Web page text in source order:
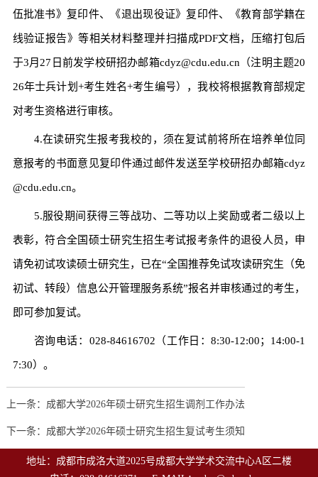
伍批准书》复印件、《退出现役证》复印件、《教育部学籍在
线验证报告》等相关材料整理并扫描成PDF文档，压缩打包后
于3月27日前发学校研招办邮箱cdyz@cdu.edu.cn（注明主题20
26年士兵计划+考生姓名+考生编号），我校将根据教育部规定
对考生资格进行审核。
4.在读研究生报考我校的，须在复试前将所在培养单位同
意报考的书面意见复印件通过邮件发送至学校研招办邮箱cdyz
@cdu.edu.cn。
5.服役期间获得三等战功、二等功以上奖励或者二级以上
表彰，符合全国硕士研究生招生考试报考条件的退役人员，申
请免初试攻读硕士研究生，已在“全国推荐免试攻读研究生（免
初试、转段）信息公开管理服务系统”报名并审核通过的考生，
即可参加复试。
咨询电话：028-84616702（工作日：8:30-12:00；14:00-1
7:30）。
上一条：成都大学2026年硕士研究生招生调剂工作办法
下一条：成都大学2026年硕士研究生招生复试考生须知
地址：成都市成洛大道2025号成都大学学术交流中心A区二楼